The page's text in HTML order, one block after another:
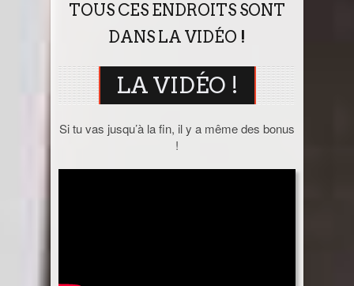
TOUS CES ENDROITS SONT
DANS LA VIDÉO !
LA VIDÉO !
Si tu vas jusqu’à la fin, il y a même des bonus
!